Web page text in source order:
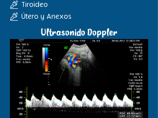
Ultrasonido Doppler
Tiroideo
Útero y Anexos